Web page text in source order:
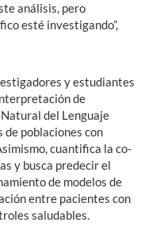
análisis, pero
esté investigando”,
y estudiantes
de
del Lenguaje
de poblaciones con
cuantifica la co-
y busca predecir el
de modelos de
entre pacientes con
saludables.